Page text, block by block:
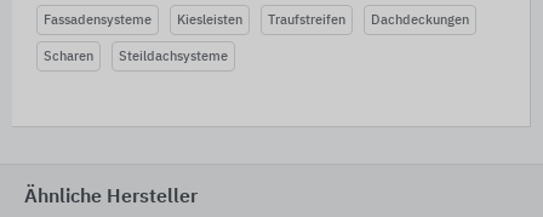
Fassadensysteme Kiesleisten Traufstreifen Dachdeckungen
Scharen Steildachsysteme
Ähnliche Hersteller